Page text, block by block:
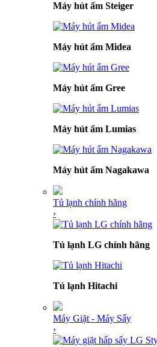
Máy hút ẩm Steiger
Máy hút ẩm Midea
Máy hút ẩm Gree
Máy hút ẩm Lumias
Máy hút ẩm Nagakawa
Tủ lạnh chính hãng
›
Tủ lạnh LG chính hãng
Tủ lạnh Hitachi
Máy Giặt - Máy Sấy
›